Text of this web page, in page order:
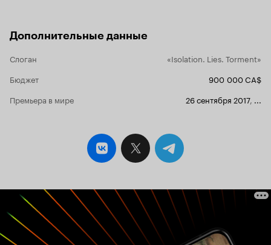
Дополнительные данные
Слоган
«Isolation. Lies. Torment»
Бюджет
900 000 CA$
Премьера в мире
26 сентября 2017, ...